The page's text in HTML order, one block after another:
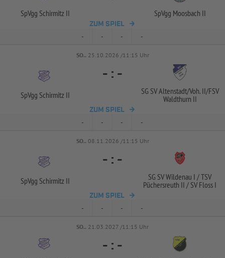
SpVgg Schirmitz II SpVgg Moosbach II
ZUM SPIEL
- - - -
SO.. 25.10.2026 /11:15 Uhr
SpVgg Schirmitz II
- : -
SG SV Altenstadt/Voh. II/FSV
Waldthurn II
ZUM SPIEL
- - - -
SO.. 08.11.2026 /11:15 Uhr
SpVgg Schirmitz II
- : -
SG SV Wildenau I /TSV
Püchersreuth II / SV Floss I
ZUM SPIEL
- - - -
SO.. 21.03.2027 /11:15 Uhr
- : -